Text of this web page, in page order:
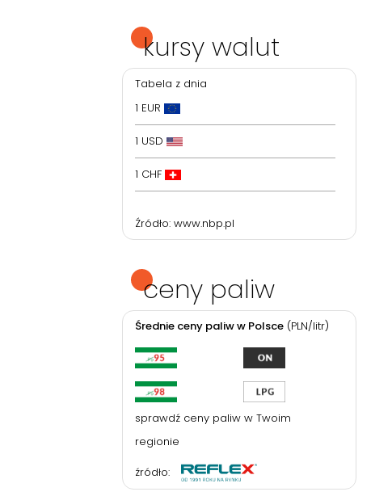
ceny paliw
Średnie ceny paliw w Polsce(PLN/litr)
sprawdź ceny paliw w Twoim
regionie
źródło:
kursy walut
Tabela z dnia
1 EUR
1 USD
1 CHF
Źródło: www.nbp.pl